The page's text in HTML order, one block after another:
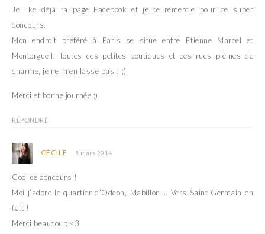
Je like déjà ta page Facebook et je te remercie pour ce super
concours.
Mon endroit préféré à Paris se situe entre Etienne Marcel et
Montorgueil. Toutes ces petites boutiques et ces rues pleines de
charme, je ne m’en lasse pas ! ;)
Merci et bonne journée ;)
RÉPONDRE
CÉCILE 5 mars 2014
Cool ce concours !
Moi j’adore le quartier d’Odeon, Mabillon…. Vers Saint Germain en
fait !
Merci beaucoup <3